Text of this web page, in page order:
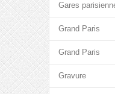
Gares
Grand Paris
Grand Paris
Gravure